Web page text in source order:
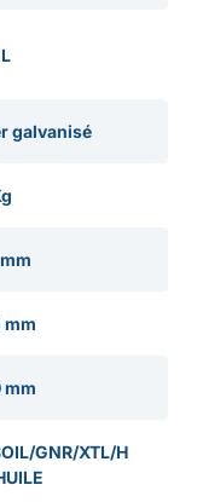
galvanisé
mm
mm
GNR/XTL/H